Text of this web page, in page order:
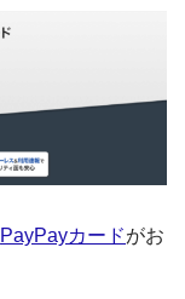
PayPayカードがお